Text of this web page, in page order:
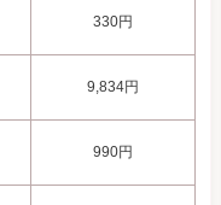
330円
9,834円
990円